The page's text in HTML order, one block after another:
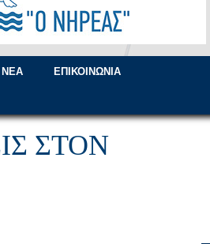
ΝΈΑ ΕΠΙΚΟΙΝΩΝΊΑ
ΣΤΟΝ